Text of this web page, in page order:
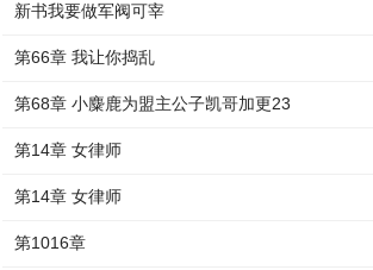
新书我要做军阀可宰
第66章 我让你捣乱
第68章 小麋鹿为盟主公子凯哥加更23
第14章 女律师
第14章 女律师
第1016章